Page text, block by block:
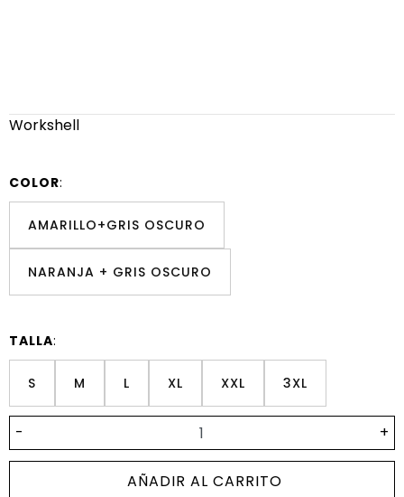
Workshell
COLOR:
AMARILLO+GRIS OSCURO
NARANJA + GRIS OSCURO
TALLA:
S M L XL XXL 3XL
- +
AÑADIR AL CARRITO